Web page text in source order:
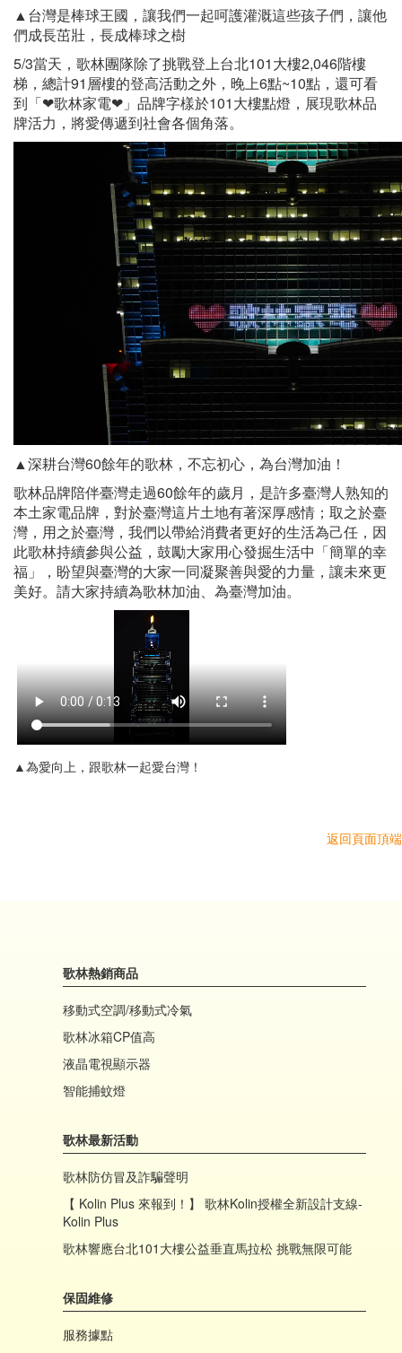
▲台灣是棒球王國，讓我們一起呵護灌溉這些孩子們，讓他
們成長茁壯，長成棒球之樹
5/3當天，歌林團隊除了挑戰登上台北101大樓2,046階樓
梯，總計91層樓的登高活動之外，晚上6點~10點，還可看
到「❤歌林家電❤」品牌字樣於101大樓點燈，展現歌林品
牌活力，將愛傳遞到社會各個角落。
▲深耕台灣60餘年的歌林，不忘初心，為台灣加油！
歌林品牌陪伴臺灣走過60餘年的歲月，是許多臺灣人熟知的
本土家電品牌，對於臺灣這片土地有著深厚感情；取之於臺
灣，用之於臺灣，我們以帶給消費者更好的生活為己任，因
此歌林持續參與公益，鼓勵大家用心發掘生活中「簡單的幸
福」，盼望與臺灣的大家一同凝聚善與愛的力量，讓未來更
美好。請大家持續為歌林加油、為臺灣加油。
▲為愛向上，跟歌林一起愛台灣！
返回頁面頂端
歌林熱銷商品
移動式空調/移動式冷氣
歌林冰箱CP值高
液晶電視顯示器
智能捕蚊燈
歌林最新活動
歌林防仿冒及詐騙聲明
【 Kolin Plus 來報到！】 歌林Kolin授權全新設計支線-
Kolin Plus
歌林響應台北101大樓公益垂直馬拉松 挑戰無限可能
保固維修
服務據點